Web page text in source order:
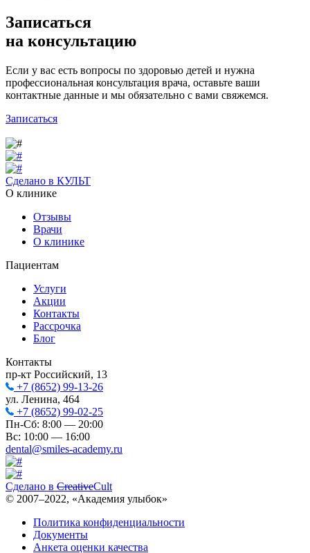
Записаться
на консультацию
Если у вас есть вопросы по здоровью детей и нужна
профессиональная консультация врача, оставьте ваши
контактные данные и мы обязательно с вами свяжемся.
Записаться
Сделано в КУЛЬТ
О клинике
Отзывы
Врачи
О клинике
Пациентам
Услуги
Акции
Контакты
Рассрочка
Блог
Контакты
пр-кт Российский, 13
+7 (8652) 99-13-26
ул. Ленина, 464
+7 (8652) 99-02-25
Пн-Сб: 8:00 — 20:00
Вс: 10:00 — 16:00
dental@smiles-academy.ru
Сделано в CreativeCult
© 2007–2022, «Академия улыбок»
Политика конфиденциальности
Документы
Анкета оценки качества